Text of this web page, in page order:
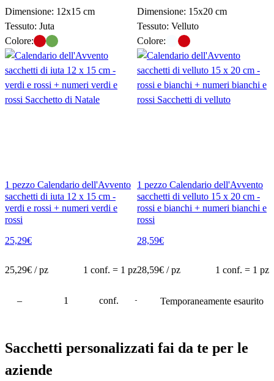
Dimensione: 12x15 cm
Tessuto: Juta
Colore:
1 pezzo Calendario dell'Avvento
sacchetti di iuta 12 x 15 cm -
verdi e rossi + numeri verdi e
rossi
25,29€
25,29€ / pz 1 conf. = 1 pz
– conf. +
Dimensione: 15x20 cm
Tessuto: Velluto
Colore:
1 pezzo Calendario dell'Avvento
sacchetti di velluto 15 x 20 cm -
rossi e bianchi + numeri bianchi e
rossi
28,59€
28,59€ / pz 1 conf. = 1 pz
Temporaneamente esaurito
Sacchetti personalizzati fai da te per le
aziende